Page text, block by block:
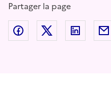
Partager la page
Partager sur Facebook
Partager sur